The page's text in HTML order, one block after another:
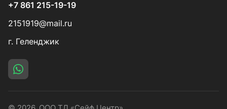
+7 861 215-19-19
2151919@mail.ru
г. Геленджик